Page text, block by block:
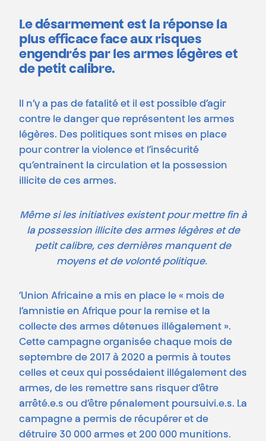
Le désarmement est la réponse la
plus efficace face aux risques
engendrés par les armes légères et
de petit calibre.
Il n’y a pas de fatalité et il est possible d’agir
contre le danger que représentent les armes
légères. Des politiques sont mises en place
pour contrer la violence et l’insécurité
qu’entrainent la circulation et la possession
illicite de ces armes.
Même si les initiatives existent pour mettre fin à
la possession illicite des armes légères et de
petit calibre, ces dernières manquent de
moyens et de volonté politique.
’Union Africaine a mis en place le « mois de
l’amnistie en Afrique pour la remise et la
collecte des armes détenues illégalement ».
Cette campagne organisée chaque mois de
septembre de 2017 à 2020 a permis à toutes
celles et ceux qui possédaient illégalement des
armes, de les remettre sans risquer d’être
arrêté.e.s ou d’être pénalement poursuivi.e.s. La
campagne a permis de récupérer et de
détruire 30 000 armes et 200 000 munitions.